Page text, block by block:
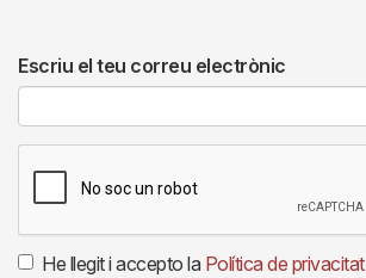
Escriu el teu correu electrònic
He llegit i accepto la Política de privacitat